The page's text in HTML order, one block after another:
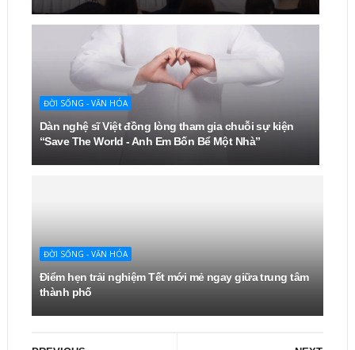
ĐỜI SỐNG - VĂN HÓA
Dàn nghệ sĩ Việt đồng lòng tham gia chuỗi sự kiện
“Save The World - Anh Em Bốn Bể Một Nhà”
ĐỜI SỐNG - VĂN HÓA
Điểm hẹn trải nghiệm Tết mới mẻ ngay giữa trung tâm
thành phố